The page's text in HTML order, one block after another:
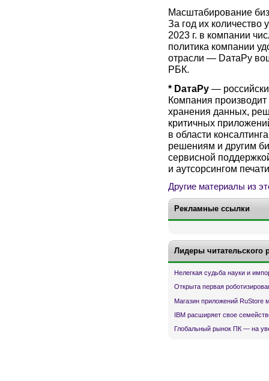
Масштабирование
За год их количество
2023 г. в компании
политика компании
отрасли — DатаРу
РБК.
* DатаРу —
Компания
хранения данных,
критичных
в области
решениям и другим
сервисной
и аутсорсингом
Другие материалы из
Рекламные ссылки
Лидеры читательского
Нелегкая судьба науки и
Открыта первая
Магазин приложений RuStore
IBM расширяет свое
Глобальный рынок ПК — на